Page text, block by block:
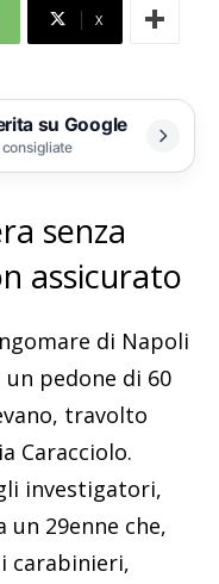
X
su Google
senza
assicurato
di Napoli
pedone di 60
travolto
Caracciolo.
investigatori,
un 29enne che,
carabinieri,